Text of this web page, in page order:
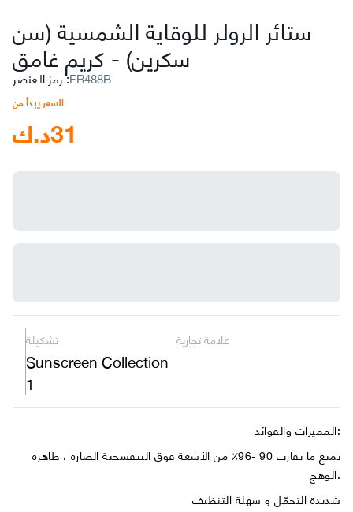
ستائر الرولر للوقاية الشمسية (سن
سكرين)-كريم غامق
رمز العنصر:FR488B
السعر يبدأ من
د.ك31
تشكيلة
Sunscreen Collection
1
علامة تجارية
المميزات والفوائد:
تمنع ما يقارب 90 -96٪ من الأشعة فوق البنفسجية الضارة ، ظاهرة
الوهج.
شديدة التحمّل و سهلة التنظيف